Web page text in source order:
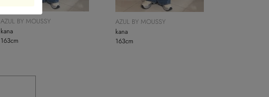
AZUL BY MOUSSY
kana
163cm
AZUL BY MOUSSY
kana
163cm